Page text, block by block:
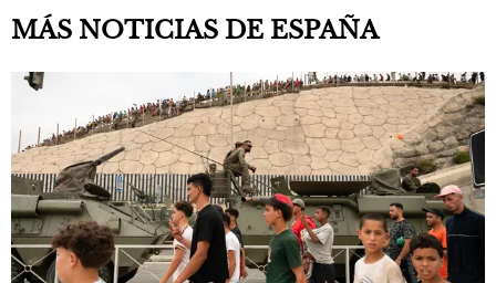
MÁS NOTICIAS DE ESPAÑA